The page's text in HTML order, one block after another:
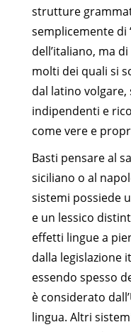
strutture
semplicemente di
dell’italiano, ma
molti dei quali si
dal latino
indipendenti e
come vere e
Basti pensare al
siciliano o al
sistemi possiede
e un lessico
effetti lingue a
dalla legislazione
essendo spesso
è considerato
lingua. Altri